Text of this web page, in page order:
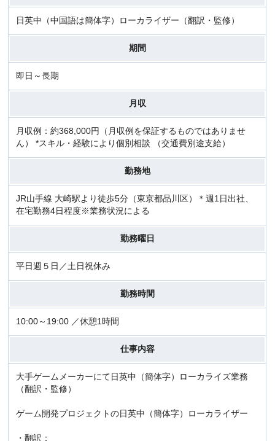
日英中（中国語は簡体字）ローカライザー（翻訳・監修）
期間
即日～長期
月収
月収例：約368,000円（月収例を保証するものではありませ
ん） *スキル・経験により個別相談 （交通費別途支給）
勤務地
JR山手線 大崎駅より徒歩5分（東京都品川区）＊週1日出社、
在宅勤務4日程度※業務状況による
勤務曜日
平日週５日／土日祝休み
勤務時間
10:00～19:00 ／休憩1時間
仕事内容
大手ゲームメーカーにて日英中（簡体字）ローカライズ業務
（翻訳・監修）
ゲーム開発プロジェクトの日英中（簡体字）ローカライザー
・翻訳：